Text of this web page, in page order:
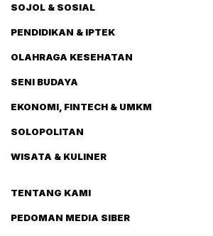
SOJOL & SOSIAL
PENDIDIKAN & IPTEK
OLAHRAGA KESEHATAN
SENI BUDAYA
EKONOMI, FINTECH & UMKM
SOLOPOLITAN
WISATA & KULINER
TENTANG KAMI
PEDOMAN MEDIA SIBER